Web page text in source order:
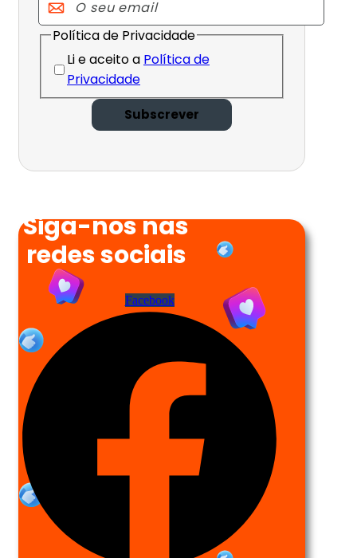
Política de Privacidade
Li e aceito a Política de
Privacidade
Siga-nos nas
redes sociais
Facebook